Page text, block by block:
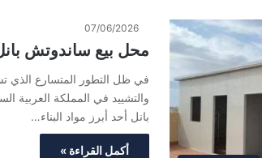
07/06/2026
محل بيع ساندوتش
في ظل التطور المتسارع الذي
والتشييد في المملكة العربية
بانل أحد أبرز مواد البناء…
أكمل القراءة »